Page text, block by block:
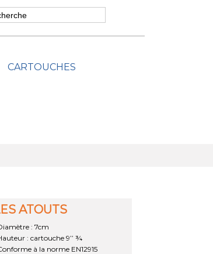
CARTOUCHES
ATOUTS
: 7cm
: cartouche 9’’ ¾
à la norme EN12915